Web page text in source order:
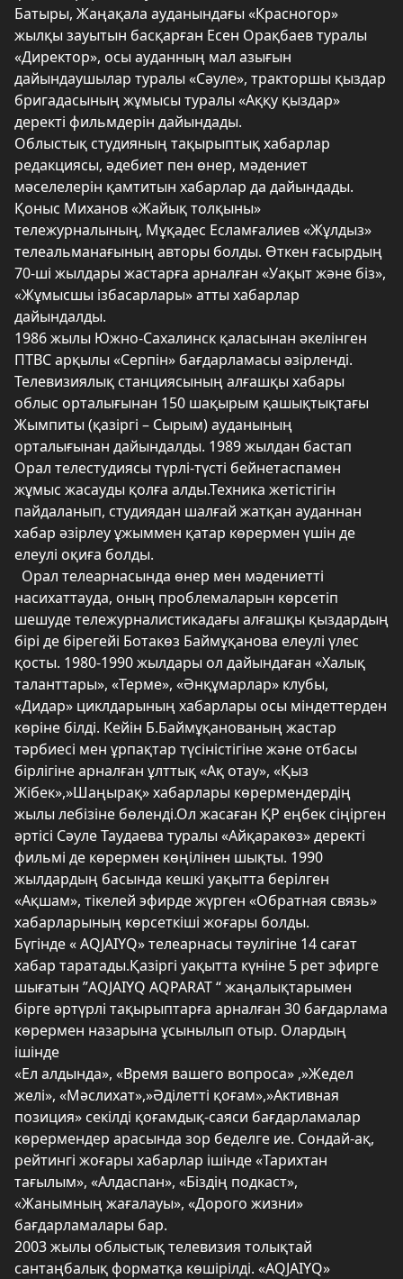
Батыры, Жаңақала ауданындағы «Красногор»
жылқы зауытын басқарған Есен Орақбаев туралы
«Директор», осы ауданның мал азығын
дайындаушылар туралы «Сәуле», тракторшы қыздар
бригадасының жұмысы туралы «Аққу қыздар»
деректі фильмдерін дайындады.
Облыстық студияның тақырыптық хабарлар
редакциясы, әдебиет пен өнер, мәдениет
мәселелерін қамтитын хабарлар да дайындады.
Қоныс Миханов «Жайық толқыны»
тележурналының, Мұқадес Есламғалиев «Жұлдыз»
телеальманағының авторы болды. Өткен ғасырдың
70-ші жылдары жастарға арналған «Уақыт және біз»,
«Жұмысшы ізбасарлары» атты хабарлар
дайындалды.
1986 жылы Южно-Сахалинск қаласынан әкелінген
ПТВС арқылы «Серпін» бағдарламасы әзірленді.
Телевизиялық станциясының алғашқы хабары
облыс орталығынан 150 шақырым қашықтықтағы
Жымпиты (қазіргі – Сырым) ауданының
орталығынан дайындалды. 1989 жылдан бастап
Орал телестудиясы түрлі-түсті бейнетаспамен
жұмыс жасауды қолға алды.Техника жетістігін
пайдаланып, студиядан шалғай жатқан ауданнан
хабар әзірлеу ұжыммен қатар көрермен үшін де
елеулі оқиға болды.
Орал телеарнасында өнер мен мәдениетті
насихаттауда, оның проблемаларын көрсетіп
шешуде тележурналистикадағы алғашқы қыздардың
бірі де бірегейі Ботакөз Баймұқанова елеулі үлес
қосты. 1980-1990 жылдары ол дайындаған «Халық
таланттары», «Терме», «Әнқұмарлар» клубы,
«Дидар» циклдарының хабарлары осы міндеттерден
көріне білді. Кейін Б.Баймұқанованың жастар
тәрбиесі мен ұрпақтар түсіністігіне және отбасы
бірлігіне арналған ұлттық «Ақ отау», «Қыз
Жібек»,»Шаңырақ» хабарлары көрермендердің
жылы лебізіне бөленді.Ол жасаған ҚР еңбек сіңірген
әртісі Сәуле Таудаева туралы «Айқаракөз» деректі
фильмі де көрермен көңілінен шықты. 1990
жылдардың басында кешкі уақытта берілген
«Ақшам», тікелей эфирде жүрген «Обратная связь»
хабарларының көрсеткіші жоғары болды.
Бүгінде « AQJAIYQ» телеарнасы тәулігіне 14 сағат
хабар таратады.Қазіргі уақытта күніне 5 рет эфирге
шығатын ”AQJAIYQ AQPARAT “ жаңалықтарымен
бірге әртүрлі тақырыптарға арналған 30 бағдарлама
көрермен назарына ұсынылып отыр. Олардың
ішінде
«Ел алдында», «Время вашего вопроса» ,»Жедел
желі», «Мәслихат»,»Әділетті қоғам»,»Активная
позиция» секілді қоғамдық-саяси бағдарламалар
көрермендер арасында зор беделге ие. Сондай-ақ,
рейтингі жоғары хабарлар ішінде «Тарихтан
тағылым», «Алдаспан», «Біздің подкаст»,
«Жанымның жағалауы», «Дорого жизни»
бағдарламалары бар.
2003 жылы облыстық телевизия толықтай
сантаңбалық форматқа көшірілді. «AQJAIYQ»